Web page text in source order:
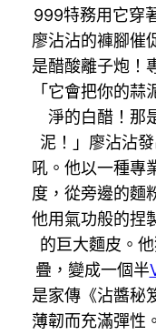
999特務用它穿
廖沾沾的褲腳催
是醋酸離子炮！
「它會把你的
淨的白醋！那
泥！」廖沾沾
吼。他以一種專
度，從旁邊的麵
他用氣功般的捏
的巨大麵皮。
疊，變成一個半
是家傳《沾醬秘
薄韌而充滿彈性